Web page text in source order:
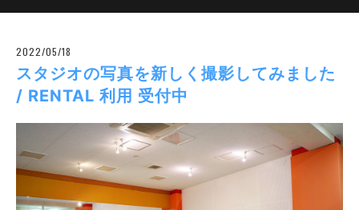
2022/05/18
スタジオの写真を新しく撮影してみました
/ RENTAL 利用 受付中